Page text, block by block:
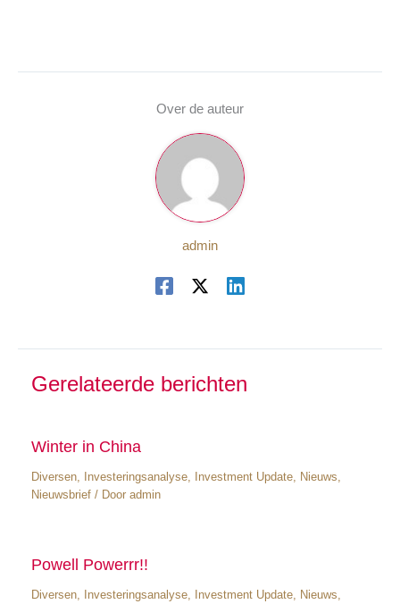
Over de auteur
admin
Gerelateerde berichten
Winter in China
Diversen, Investeringsanalyse, Investment Update, Nieuws
Nieuwsbrief/ Door admin
Powell Powerrr!!
Diversen, Investeringsanalyse, Investment Update, Nieuws